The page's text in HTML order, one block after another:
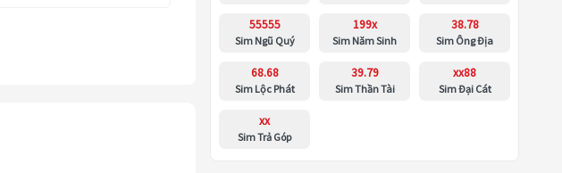
55555
Sim Ngũ Quý
199x
Sim Năm Sinh
38.78
Sim Ông Địa
68.68
Sim Lộc Phát
39.79
Sim Thần Tài
xx88
Sim Đại Cát
xx
Sim Trả Góp